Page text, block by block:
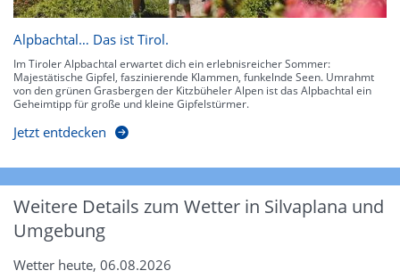
Alpbachtal… Das ist Tirol.
Im Tiroler Alpbachtal erwartet dich ein erlebnisreicher Sommer:
Majestätische Gipfel, faszinierende Klammen, funkelnde Seen. Umrahmt
von den grünen Grasbergen der Kitzbüheler Alpen ist das Alpbachtal ein
Geheimtipp für große und kleine Gipfelstürmer.
Jetzt entdecken
Weitere Details zum Wetter in Silvaplana und
Umgebung
Wetter heute, 06.08.2026